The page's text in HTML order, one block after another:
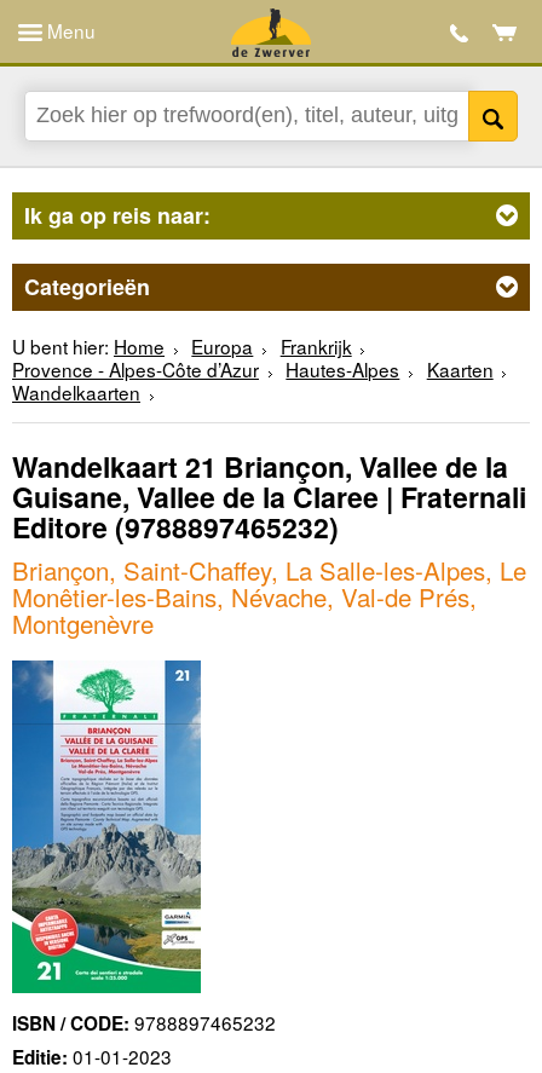
Menu
Ik ga op reis naar:
Categorieën
U bent hier: Home Europa
Frankrijk
Provence - Alpes-Côte d’Azur
Hautes-Alpes
Kaarten
Wandelkaarten
Wandelkaart 21 Briançon, Vallee de la
Guisane, Vallee de la Claree | Fraternali
Editore (9788897465232)
Briançon, Saint-Chaffey, La Salle-les-Alpes, Le
Monêtier-les-Bains, Névache, Val-de Prés,
Montgenèvre
ISBN / CODE: 9788897465232
Editie: 01-01-2023